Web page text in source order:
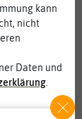
kann
nicht
Daten und